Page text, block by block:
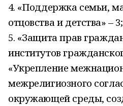
4. «Поддержка семьи,
отцовства и детства» – 3;
5. «Защита прав
институтов
«Укрепление
межрелигиозного
окружающей среды,